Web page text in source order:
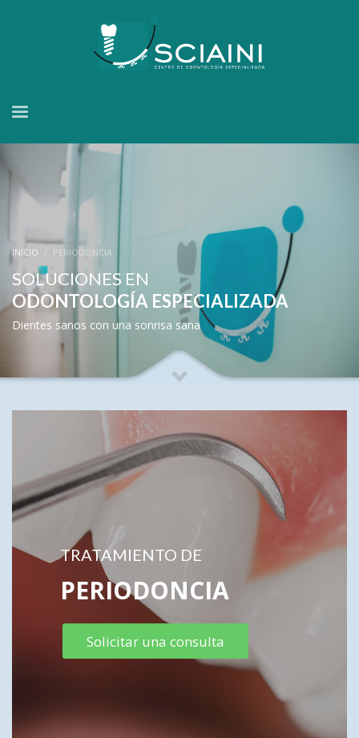
INICIO PERIODONCIA
SOLUCIONES EN
ODONTOLOGÍA ESPECIALIZADA
Dientes sanos con una sonrisa sana
TRATAMIENTO DE
PERIODONCIA
Solicitar una consulta